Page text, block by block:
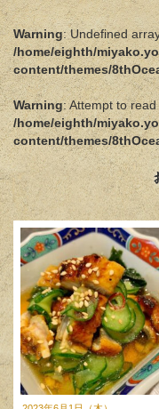
Warning: Undefined
/home/eighth/
content/themes/
Warning: Attempt to
/home/eighth/
content/themes/